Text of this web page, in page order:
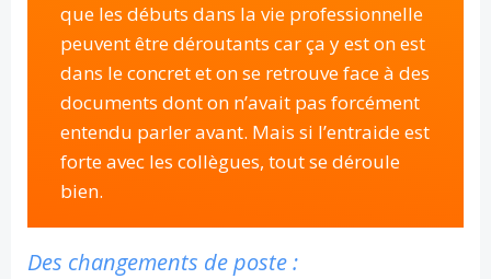
que les débuts dans la vie professionnelle
peuvent être déroutants car ça y est on est
dans le concret et on se retrouve face à des
documents dont on n’avait pas forcément
entendu parler avant. Mais si l’entraide est
forte avec les collègues, tout se déroule
bien.
Des changements de poste :